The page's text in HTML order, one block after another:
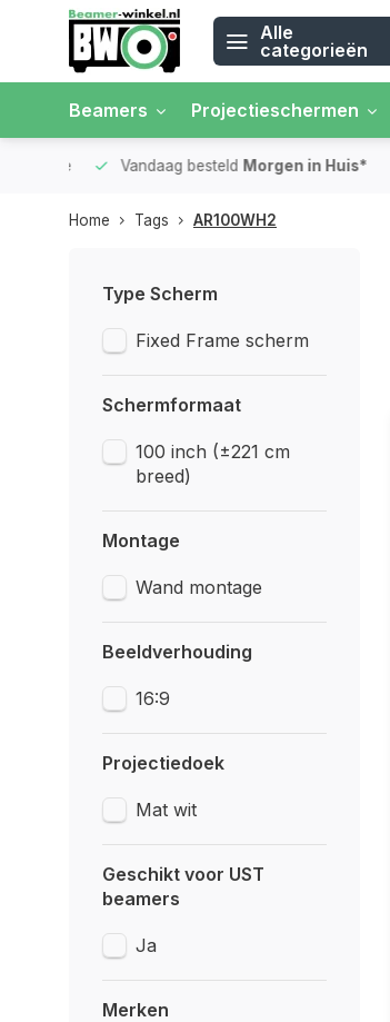
Alle
categorieën
Beamers Projectieschermen
Vandaag besteldMorgen in Huis*
Home Tags AR100WH2
Type Scherm
Fixed Frame scherm
Schermformaat
100 inch (±221 cm
breed)
Montage
Wand montage
Beeldverhouding
16:9
Projectiedoek
Mat wit
Geschikt voor UST
beamers
Ja
Merken